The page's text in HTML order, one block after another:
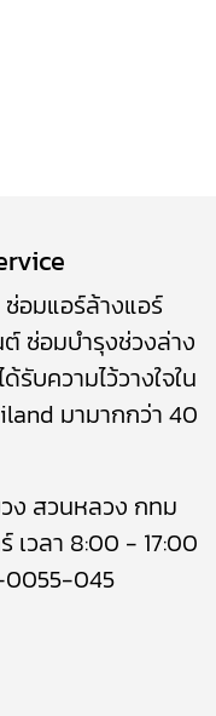
ซ่อมแอร์ล้างแอร์
ต์ซ่อมบำรุงช่วงล่าง
รับความไว้วางใจใน
มามากกว่า 40
ง สวนหลวง กทม
เวลา 8:00 - 17:00
045